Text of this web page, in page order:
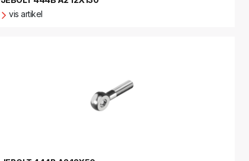
vis artikel